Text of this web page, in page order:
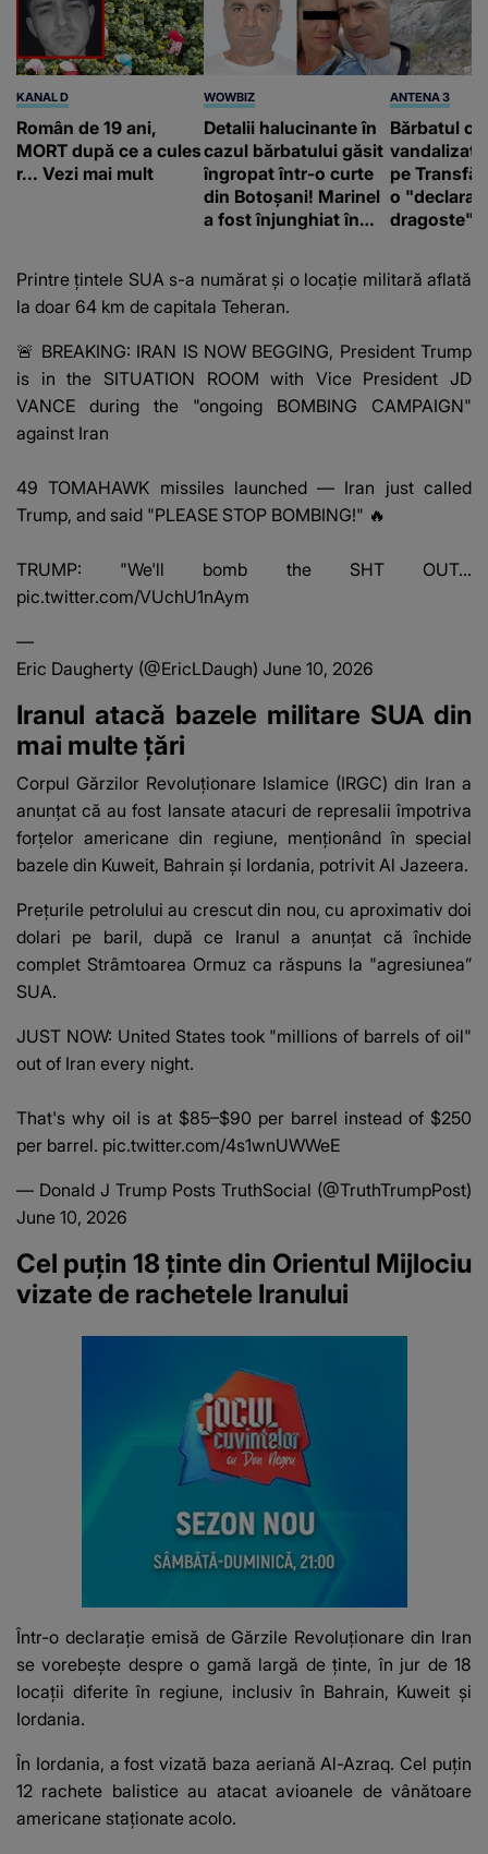
KANAL D
Român de 19 ani,
MORT după ce a cules
r... Vezi mai mult
WOWBIZ
Detalii halucinante în
cazul bărbatului găsit
îngropat într-o curte
din Botoșani! Marinel
a fost înjunghiat în
suspecți
ANTENA 3
Bărbatul
vandalizat
pe
o
dragoste"
Printre țintele SUA s-a numărat și o locație militară aflată
la doar 64 km de capitala Teheran.
🚨 BREAKING: IRAN IS NOW BEGGING, President Trump
is in the SITUATION ROOM with Vice President JD
VANCE during the "ongoing BOMBING CAMPAIGN"
against Iran
49 TOMAHAWK missiles launched — Iran just called
Trump, and said "PLEASE STOP BOMBING!" 🔥
TRUMP: "We'll bomb the SHT OUT…
pic.twitter.com/VUchU1nAym
—
Eric Daugherty (@EricLDaugh) June 10, 2026
Iranul atacă bazele militare SUA din
mai multe țări
Corpul Gărzilor Revoluționare Islamice (IRGC) din Iran a
anunțat că au fost lansate atacuri de represalii împotriva
forțelor americane din regiune, menționând în special
bazele din Kuweit, Bahrain și Iordania, potrivit Al Jazeera.
Prețurile petrolului au crescut din nou, cu aproximativ doi
dolari pe baril, după ce Iranul a anunțat că închide
complet Strâmtoarea Ormuz ca răspuns la "agresiunea”
SUA.
JUST NOW: United States took "millions of barrels of oil"
out of Iran every night.
That's why oil is at $85–$90 per barrel instead of $250
per barrel. pic.twitter.com/4s1wnUWWeE
— Donald J Trump Posts TruthSocial (@TruthTrumpPost)
June 10, 2026
Cel puțin 18 ținte din Orientul Mijlociu
vizate de rachetele Iranului
Într-o declarație emisă de Gărzile Revoluționare din Iran
se vorebește despre o gamă largă de ținte, în jur de 18
locații diferite în regiune, inclusiv în Bahrain, Kuweit și
Iordania.
În Iordania, a fost vizată baza aeriană Al-Azraq. Cel puțin
12 rachete balistice au atacat avioanele de vânătoare
americane staționate acolo.